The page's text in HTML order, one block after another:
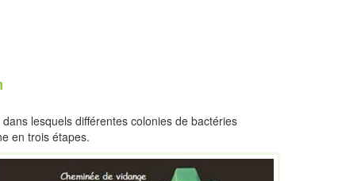
lesquels différentes colonies de bactéries
en trois étapes.